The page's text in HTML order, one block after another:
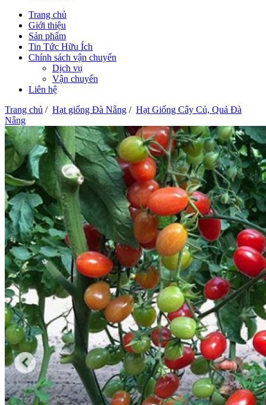
Trang chủ
Giới thiệu
Sản phẩm
Tin Tức Hữu Ích
Chính sách vận chuyển
Dịch vụ
Vận chuyển
Liên hệ
Trang chủ / Hạt giống Đà Nẵng / Hạt Giống Cây Củ, Quả Đà
Nẵng